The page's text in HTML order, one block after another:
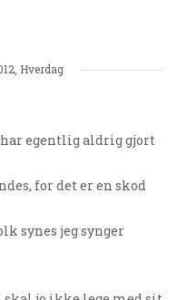
, Hverdag
egentlig aldrig gjort
for det er en skod
synes jeg synger